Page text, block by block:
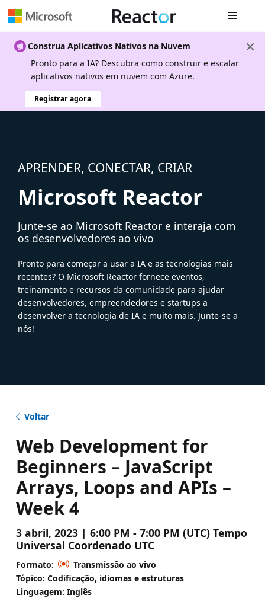
Construa Aplicativos Nativos na Nuvem
Pronto para a IA? Descubra como construir e escalar
aplicativos nativos em nuvem com Azure.
Registrar agora
APRENDER, CONECTAR, CRIAR
Microsoft Reactor
Junte-se ao Microsoft Reactor e interaja com
os desenvolvedores ao vivo
Pronto para começar a usar a IA e as tecnologias mais
recentes? O Microsoft Reactor fornece eventos,
treinamento e recursos da comunidade para ajudar
desenvolvedores, empreendedores e startups a
desenvolver a tecnologia de IA e muito mais. Junte-se a
nós!
Voltar
Web Development for
Beginners – JavaScript
Arrays, Loops and APIs –
Week 4
3 abril, 2023 | 6:00 PM - 7:00 PM (UTC) Tempo
Universal Coordenado UTC
Formato:
Transmissão ao vivo
Tópico: Codificação, idiomas e estruturas
Linguagem: Inglês